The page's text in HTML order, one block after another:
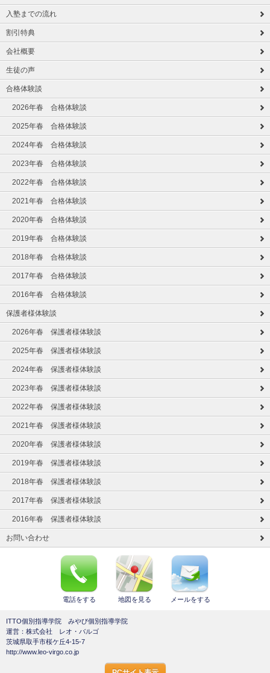
入塾までの流れ
割引特典
会社概要
生徒の声
合格体験談
2026年春 合格体験談
2025年春 合格体験談
2024年春 合格体験談
2023年春 合格体験談
2022年春 合格体験談
2021年春 合格体験談
2020年春 合格体験談
2019年春 合格体験談
2018年春 合格体験談
2017年春 合格体験談
2016年春 合格体験談
保護者様体験談
2026年春 保護者様体験談
2025年春 保護者様体験談
2024年春 保護者様体験談
2023年春 保護者様体験談
2022年春 保護者様体験談
2021年春 保護者様体験談
2020年春 保護者様体験談
2019年春 保護者様体験談
2018年春 保護者様体験談
2017年春 保護者様体験談
2016年春 保護者様体験談
お問い合わせ
電話をする 地図を見る メールをする
ITTO個別指導学院 みやび個別指導学院
運営：株式会社 レオ・バルゴ
茨城県取手市桜ケ丘4-15-7
http://www.leo-virgo.co.jp